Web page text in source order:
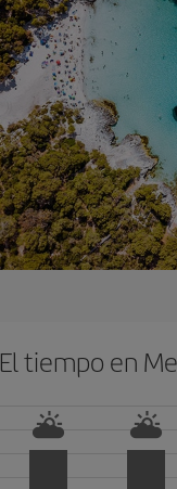
El tiempo en